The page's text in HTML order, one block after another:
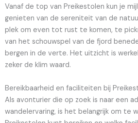
Vanaf de top van Preikestolen kun je
genieten van de sereniteit van de
plek om even tot rust te komen, te
van het schouwspel van de fjord
bergen in de verte. Het uitzicht is
zeker de klim waard.
Bereikbaarheid en faciliteiten bij
Als avonturier die op zoek is naar een
wandelervaring, is het belangrijk om te